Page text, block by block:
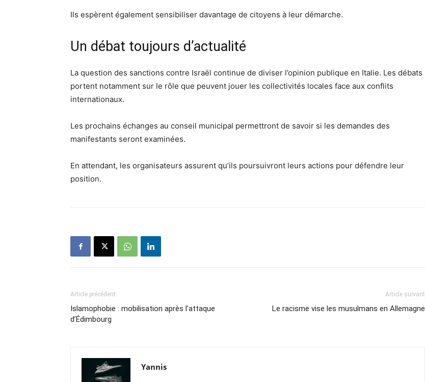
Ils espèrent également sensibiliser davantage de citoyens à leur démarche.
Un débat toujours d’actualité
La question des sanctions contre Israël continue de diviser l’opinion publique en Italie. Les débats
portent notamment sur le rôle que peuvent jouer les collectivités locales face aux conflits
internationaux.
Les prochains échanges au conseil municipal permettront de savoir si les demandes des
manifestants seront examinées.
En attendant, les organisateurs assurent qu’ils poursuivront leurs actions pour défendre leur
position.
Article précédent
Islamophobie : mobilisation après l’attaque
d’Édimbourg
Article suivant
Le racisme vise les musulmans en Allemagne
Yannis